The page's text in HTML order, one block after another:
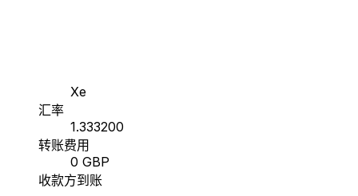
Xe
汇率
1.333200
转账费用
0 GBP
收款方到账